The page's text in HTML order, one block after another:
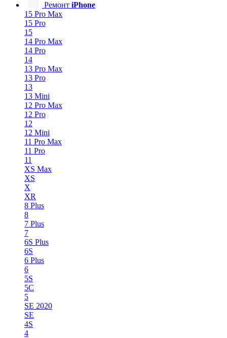
Ремонт iPhone
15 Pro Max
15 Pro
15
14 Pro Max
14 Pro
14
13 Pro Max
13 Pro
13
13 Mini
12 Pro Max
12 Pro
12
12 Mini
11 Pro Max
11 Pro
11
XS Max
XS
X
XR
8 Plus
8
7 Plus
7
6S Plus
6S
6 Plus
6
5S
5C
5
SE 2020
SE
4S
4